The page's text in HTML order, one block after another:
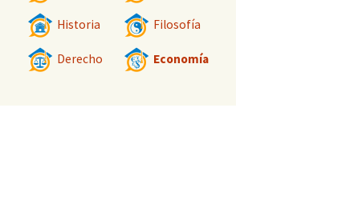
Historia Filosofía
Derecho Economía